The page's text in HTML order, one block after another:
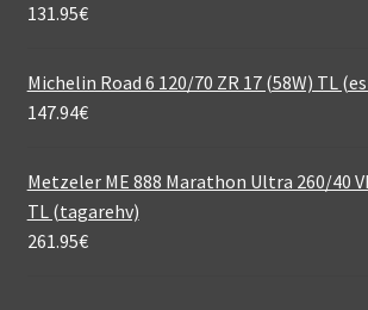
131.95€
Michelin Road 6 120/70 ZR 17 (58W) TL
147.94€
Metzeler ME 888 Marathon Ultra 260/40
TL (tagarehv)
261.95€